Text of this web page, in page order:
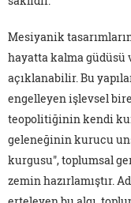
Mesiyanik
hayatta kalma güdüsü
açıklanabilir. Bu
engelleyen işlevsel
teopolitiğinin kendi
geleneğinin kurucu
kurgusu", toplumsal
zemin hazırlamıştır.